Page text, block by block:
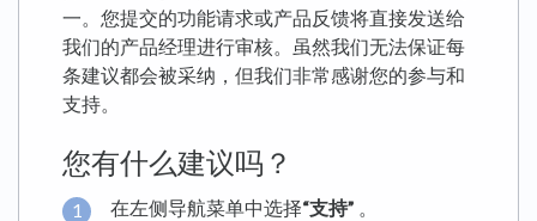
一。您提交的功能请求或产品反馈将直接发送给
我们的产品经理进行审核。虽然我们无法保证每
条建议都会被采纳，但我们非常感谢您的参与和
支持。
您有什么建议吗？
在左侧导航菜单中选择“支持” 。